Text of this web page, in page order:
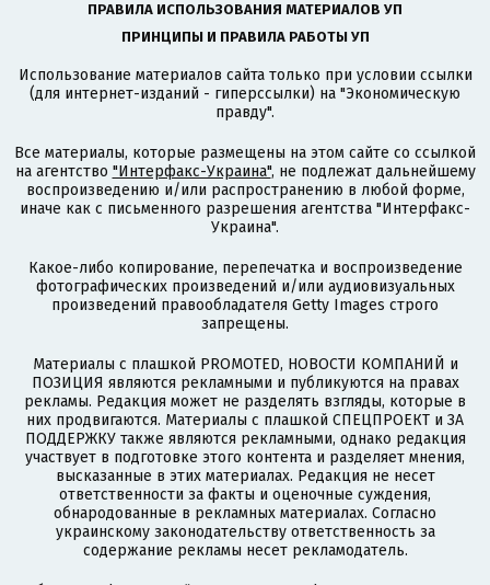
ПРАВИЛА ИСПОЛЬЗОВАНИЯ МАТЕРИАЛОВ УП
ПРИНЦИПЫ И ПРАВИЛА РАБОТЫ УП
Использование материалов сайта только при условии ссылки
(для интернет-изданий - гиперссылки) на "Экономическую
правду".
Все материалы, которые размещены на этом сайте со ссылкой
на агентство "Интерфакс-Украина", не подлежат дальнейшему
воспроизведению и/или распространению в любой форме,
иначе как с письменного разрешения агентства "Интерфакс-
Украина".
Какое-либо копирование, перепечатка и воспроизведение
фотографических произведений и/или аудиовизуальных
произведений правообладателя Getty Images строго
запрещены.
Материалы с плашкой PROMOTED, НОВОСТИ КОМПАНИЙ и
ПОЗИЦИЯ являются рекламными и публикуются на правах
рекламы. Редакция может не разделять взгляды, которые в
них продвигаются. Материалы с плашкой СПЕЦПРОЕКТ и ЗА
ПОДДЕРЖКУ также являются рекламными, однако редакция
участвует в подготовке этого контента и разделяет мнения,
высказанные в этих материалах. Редакция не несет
ответственности за факты и оценочные суждения,
обнародованные в рекламных материалах. Согласно
украинскому законодательству ответственность за
содержание рекламы несет рекламодатель.